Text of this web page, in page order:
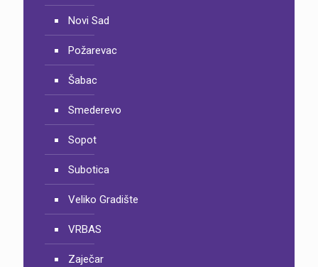
Novi Sad
Požarevac
Šabac
Smederevo
Sopot
Subotica
Veliko Gradište
VRBAS
Zaječar